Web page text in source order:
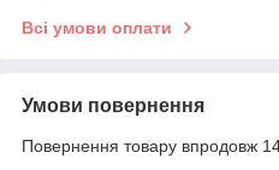
Всі умови оплати
Умови повернення
Повернення товару впродовж